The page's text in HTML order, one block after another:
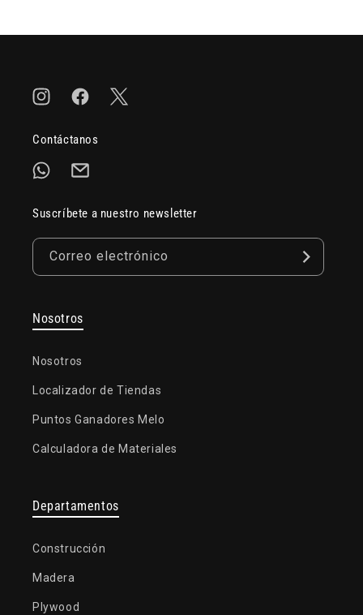
InstagramFacebookTwitter
Contáctanos
Suscríbete a nuestro newsletter
Correo electrónico
Nosotros
Nosotros
Localizador de Tiendas
Puntos Ganadores Melo
Calculadora de Materiales
Departamentos
Construcción
Madera
Plywood